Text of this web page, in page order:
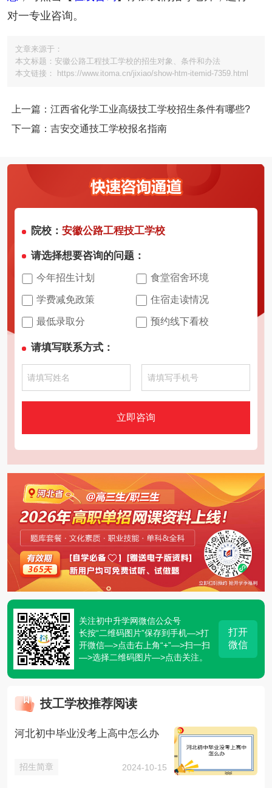
对一专业咨询。
文章来源于：
本文标题：安徽公路工程技工学校的招生对象、条件和办法
本文链接： https://www.itoma.cn/jixiao/show-htm-itemid-7359.html
上一篇：江西省化学工业高级技工学校招生条件有哪些?
下一篇：吉安交通技工学校报名指南
院校：安徽公路工程技工学校
请选择想要咨询的问题：
今年招生计划 食堂宿舍环境
学费减免政策 住宿走读情况
最低录取分 预约线下看校
请填写联系方式：
立即咨询
关注初中升学网微信公众号
长按“二维码图片”保存到手机—>打
开微信—>点击右上角“+”—>扫一扫
—>选择二维码图片—>点击关注。
打开
微信
技工学校推荐阅读
河北初中毕业没考上高中怎么办
招生简章 2024-10-15